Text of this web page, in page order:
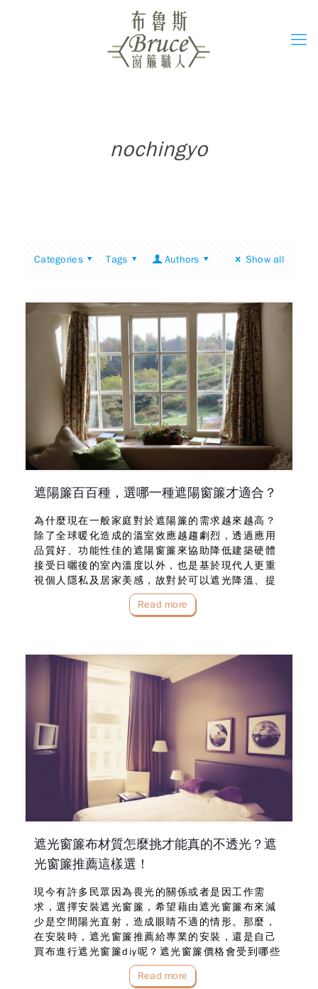
nochingyo
Categories Tags Authors Show all
遮陽簾百百種，選哪一種遮陽窗簾才適合？
為什麼現在一般家庭對於遮陽簾的需求越來越高？
除了全球暖化造成的溫室效應越趨劇烈，透過應用
品質好、功能性佳的遮陽窗簾來協助降低建築硬體
接受日曬後的室內溫度以外，也是基於現代人更重
視個人隱私及居家美感，故對於可以遮光降溫、提
升冷氣效能、阻擋窺視及變化空間布置氛圍的遮陽
簾需求大增。那麼遮陽簾百百種，遮陽窗簾推薦找
Read more
遮光窗簾布材質怎麼挑才能真的不透光？遮
光窗簾推薦這樣選！
現今有許多民眾因為畏光的關係或者是因工作需
求，選擇安裝遮光窗簾，希望藉由遮光窗簾布來減
少是空間陽光直射，造成眼睛不適的情形。那麼，
在安裝時，遮光窗簾推薦給專業的安裝，還是自己
買布進行遮光窗簾diy呢？遮光窗簾價格會受到哪些
因素而有波動？上述這些問題，交由台中窗簾訂做
專家為你解析！遮光窗簾diy適合嗎？還是找專業安
Read more